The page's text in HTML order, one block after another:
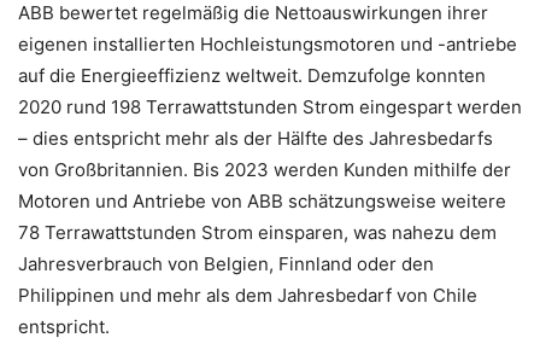
ABB bewertet regelmäßig die Nettoauswirkungen ihrer
eigenen installierten Hochleistungsmotoren und -antriebe
auf die Energieeffizienz weltweit. Demzufolge konnten
2020 rund 198 Terrawattstunden Strom eingespart werden
– dies entspricht mehr als der Hälfte des Jahresbedarfs
von Großbritannien. Bis 2023 werden Kunden mithilfe der
Motoren und Antriebe von ABB schätzungsweise weitere
78 Terrawattstunden Strom einsparen, was nahezu dem
Jahresverbrauch von Belgien, Finnland oder den
Philippinen und mehr als dem Jahresbedarf von Chile
entspricht.